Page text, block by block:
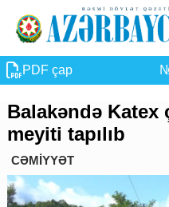
PDF çap
Balakəndə Katex
meyiti tapılıb
CƏMİYYƏT